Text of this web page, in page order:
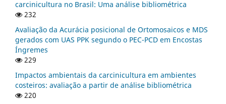
carcinicultura no Brasil: Uma análise bibliométrica
232
Avaliação da Acurácia posicional de Ortomosaicos e MDS
gerados com UAS PPK segundo o PEC-PCD em Encostas
Íngremes
229
Impactos ambientais da carcinicultura em ambientes
costeiros: avaliação a partir de análise bibliométrica
220